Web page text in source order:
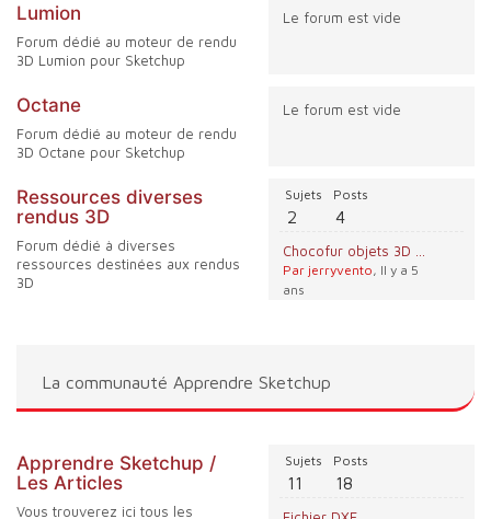
Lumion
Forum dédié au moteur de rendu
3D Lumion pour Sketchup
Le forum est vide
Octane
Forum dédié au moteur de rendu
3D Octane pour Sketchup
Le forum est vide
Ressources diverses
rendus 3D
Forum dédié à diverses
ressources destinées aux rendus
3D
Sujets
2
Posts
4
Par jerryvento, Il y a 5
ans
La communauté Apprendre Sketchup
Apprendre Sketchup /
Les Articles
Vous trouverez ici tous les
Sujets
11
Posts
18